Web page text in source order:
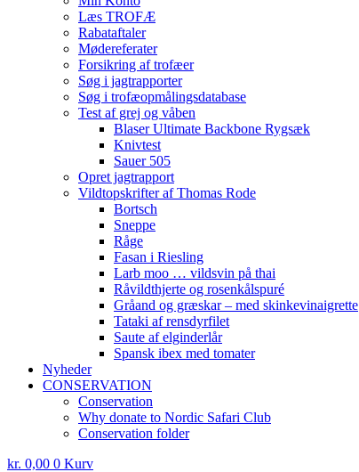
Læs TROFÆ
Rabataftaler
Mødereferater
Forsikring af trofæer
Søg i jagtrapporter
Søg i trofæopmålingsdatabase
Test af grej og våben
Blaser Ultimate Backbone Rygsæk
Knivtest
Sauer 505
Opret jagtrapport
Vildtopskrifter af Thomas Rode
Bortsch
Sneppe
Råge
Fasan i Riesling
Larb moo … vildsvin på thai
Råvildthjerte og rosenkålspuré
Gråand og græskar – med skinkevinaigrette
Tataki af rensdyrfilet
Saute af elginderlår
Spansk ibex med tomater
Nyheder
CONSERVATION
Conservation
Why donate to Nordic Safari Club
Conservation folder
kr. 0,00 0 Kurv